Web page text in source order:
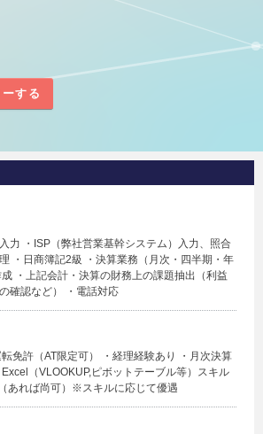
する
力 ・ISP（弊社営業基幹システム）入力、照合
・日商簿記2級 ・決算業務（月次・四半期・年
・上記会計・決算の財務上の課題抽出（利益
確認など） ・電話対応
免許（AT限定可） ・経理経験あり ・月次決算
（VLOOKUP,ピボットテーブル等）スキル
あれば尚可）※スキルに応じて優遇